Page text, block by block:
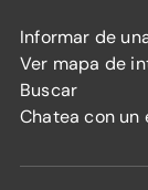
Informar de
Ver mapa de
Buscar
Chatea con un